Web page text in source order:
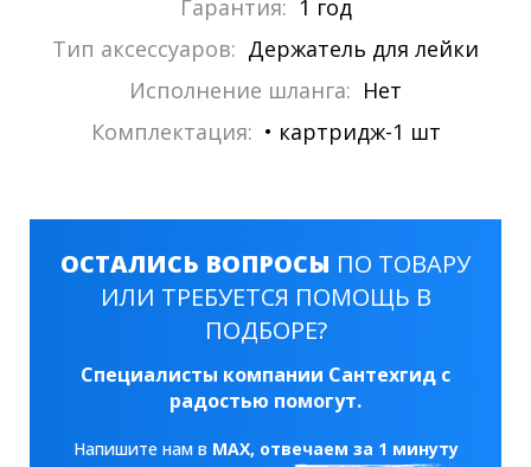
Гарантия: 1 год
Тип аксессуаров: Держатель для лейки
Исполнение шланга: Нет
Комплектация: • картридж-1 шт
ОСТАЛИСЬ ВОПРОСЫ ПО ТОВАРУ
ИЛИ ТРЕБУЕТСЯ ПОМОЩЬ В
ПОДБОРЕ?
Специалисты компании Сантехгид с
радостью помогут.
Напишите нам в MAX, отвечаем за 1 минуту